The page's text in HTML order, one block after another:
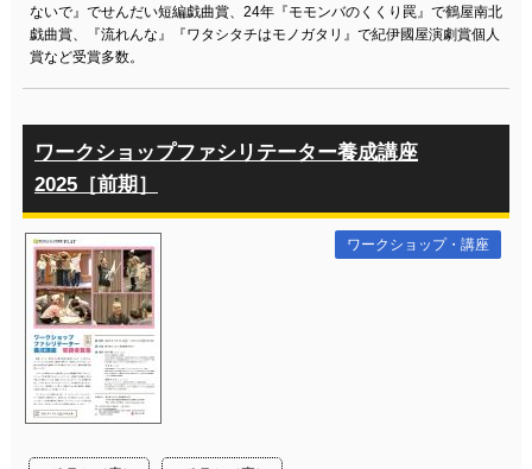
ないで』でせんだい短編戯曲賞、24年『モモンバのくくり罠』で鶴屋南北
戯曲賞、『流れんな』『ワタシタチはモノガタリ』で紀伊國屋演劇賞個人
賞など受賞多数。
ワークショップファシリテーター養成講座
2025［前期］
ワークショップ・講座